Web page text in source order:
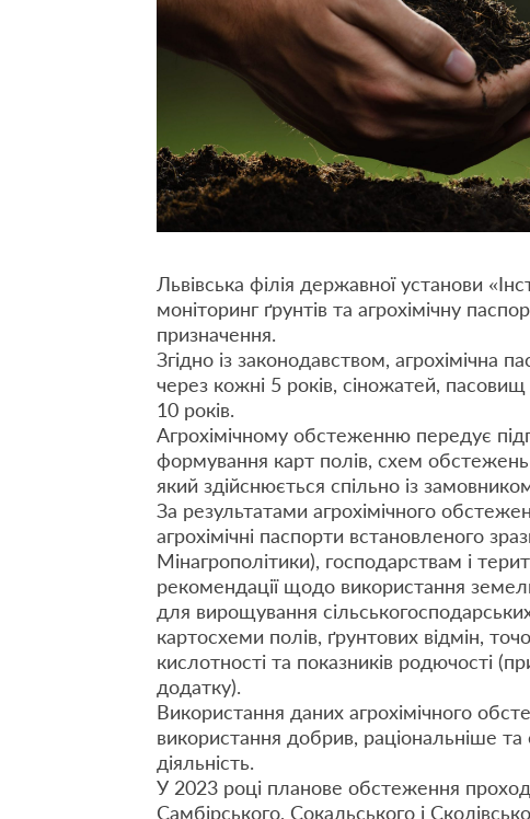
Львівська філія державної установи
моніторинг ґрунтів та агрохімічну
призначення.
Згідно із законодавством, агрохімічна
через кожні 5 років, сіножатей,
10 років.
Агрохімічному обстеженню передує
формування карт полів, схем
який здійснюється спільно із
За результатами агрохімічного
агрохімічні паспорти встановленого
Мінагрополітики), господарствам i
рекомендації щодо використання
для вирощування
картосхеми полів, ґрунтових відмін,
кислотності та показників родючості
додатку).
Використання даних агрохімічного
використання добрив, раціональніше
діяльність.
У 2023 році планове обстеження
Самбірського, Сокальського i